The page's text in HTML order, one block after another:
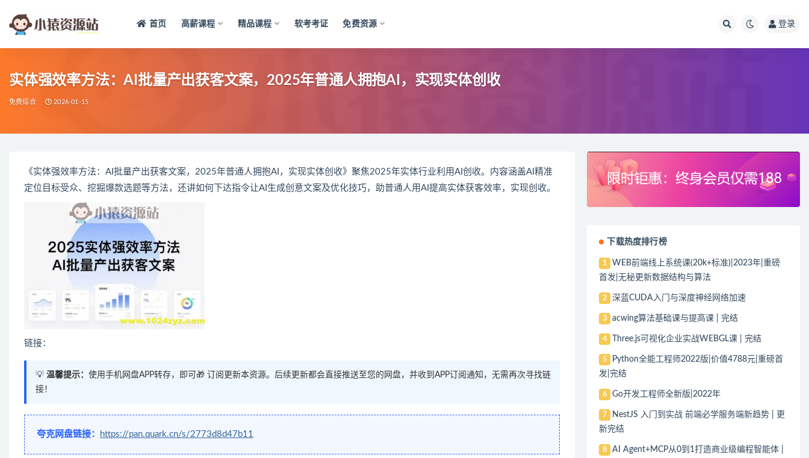
首页 高薪课程 精品课程 软考考证 免费资源 登录
实体强效率方法：AI批量产出获客文案，2025年普通人拥抱AI，实现实体创收
免费综合 2026-01-15
《实体强效率方法：AI批量产出获客文案，2025年普通人拥抱AI，实现实体创收》聚焦2025年实体行业利用AI创收。内容涵盖AI精准
定位目标受众、挖掘爆款选题等方法，还讲如何下达指令让AI生成创意文案及优化技巧，助普通人用AI提高实体获客效率，实现创收。
链接：
💡 温馨提示： 使用手机网盘APP转存，即可🎁 订阅更新本资源。后续更新都会直接推送至您的网盘，并收到APP订阅通知，无需再次寻找链
接！
夸克网盘链接： https://pan.quark.cn/s/2773d8d47b11
下载热度排行榜
1
WEB前端线上系统课(20k+标准)|2023年|重磅
首发|无秘更新数据结构与算法
2 深蓝CUDA入门与深度神经网络加速
3 acwing算法基础课与提高课 | 完结
4 Three.js可视化企业实战WEBGL课 | 完结
5
Python全能工程师2022版|价值4788元|重磅首
发|完结
6 Go开发工程师全新版|2022年
7
NestJS 入门到实战 前端必学服务端新趋势 | 更
新完结
8
AI Agent+MCP从0到1打造商业级编程智能体 |